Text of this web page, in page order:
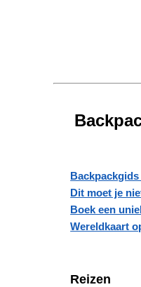
Dit moet je
Boek een
Wereldkaart
Reizen